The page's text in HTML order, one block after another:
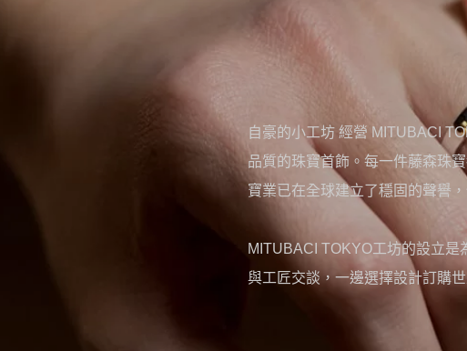
自豪的小工坊 經營 MITUBACI
品質的珠寶首飾。每一件藤森珠
寶業已在全球建立了穩固的聲譽
MITUBACI TOKYO工坊的設立
與工匠交談，一邊選擇設計訂購